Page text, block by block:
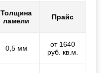
Толщина
ламели
Прайс
0,5 мм
от 1640
руб. кв.м.